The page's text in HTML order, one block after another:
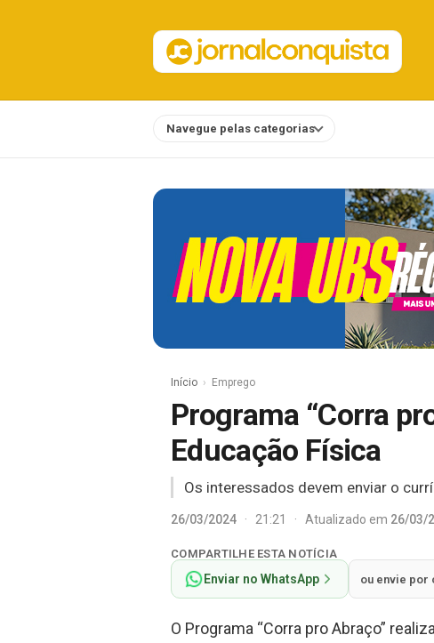
Navegue pelas categorias
Início Emprego
Programa “Corra
Educação Física
Os interessados devem enviar o
26/03/2024 · 21:21 · Atualizado em 26/03/
COMPARTILHE ESTA NOTÍCIA
Enviar no WhatsApp ou envie por
O Programa “Corra pro Abraço”